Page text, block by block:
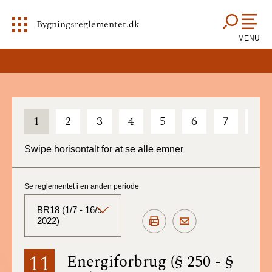
Bygningsreglementet.dk
MENU
1 2 3 4 5 6 7
Swipe horisontalt for at se alle emner
11 Energiforbrug (§ 250 - §
Se reglementet i en anden periode
BR18 (1/7 - 16/9
2022)
BR18 (Aktuelt)